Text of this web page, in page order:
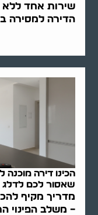
שירות אחד ללא
הדירה למסירה
שאסור לכם לדלג
– משלב הפינוי